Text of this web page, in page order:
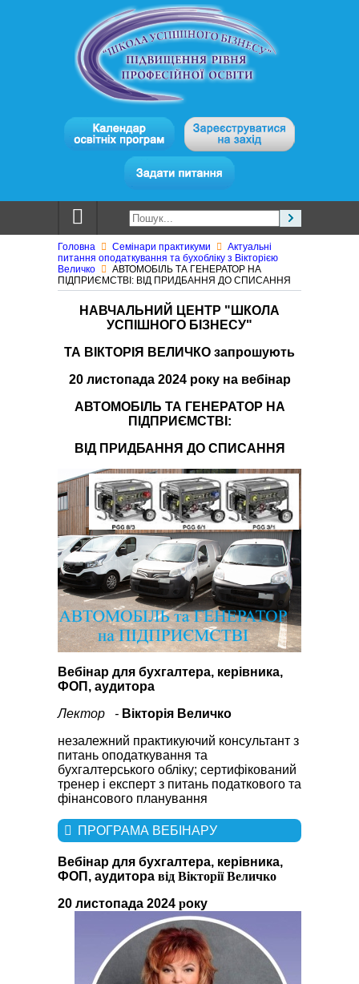
Головна Семінари практикуми
Актуальні
питання оподаткування та бухобліку з Вікторією
Величко
АВТОМОБІЛЬ ТА ГЕНЕРАТОР НА
ПІДПРИЄМСТВІ: ВІД ПРИДБАННЯ ДО СПИСАННЯ
НАВЧАЛЬНИЙ ЦЕНТР "ШКОЛА
УСПІШНОГО БІЗНЕСУ"
ТА ВІКТОРІЯ ВЕЛИЧКО запрошують
20 листопада2024 року на вебінар
АВТОМОБІЛЬ ТА ГЕНЕРАТОР НА
ПІДПРИЄМСТВІ:
ВІД ПРИДБАННЯ ДО СПИСАННЯ
Вебінар для бухгалтера, керівника,
ФОП, аудитора
Лектор - Вікторія Величко
незалежний практикуючий консультант з
питань оподаткування та
бухгалтерського обліку; сертифікований
тренер і експерт з питань податкового та
фінансового планування
ПРОГРАМА ВЕБІНАРУ
Вебінар для бухгалтера, керівника,
ФОП, аудитора від Вікторії Величко
20 листопада 2024 року